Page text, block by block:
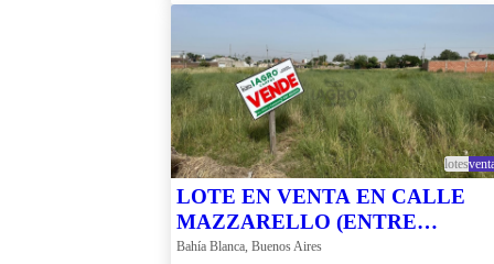
lotes
LOTE EN VENTA EN CALLE
MAZZARELLO (ENTRE
ZELARRAYAN Y MITRE)
Bahía Blanca, Buenos Aires